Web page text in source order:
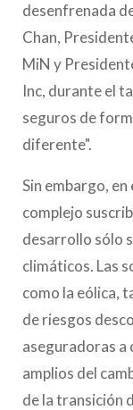
desenfrenada
Chan,
MiN y
Inc, durante el
seguros de
diferente".
Sin embargo, en
complejo
desarrollo sólo
climáticos. Las
como la eólica,
de riesgos
aseguradoras a
amplios del
de la transición